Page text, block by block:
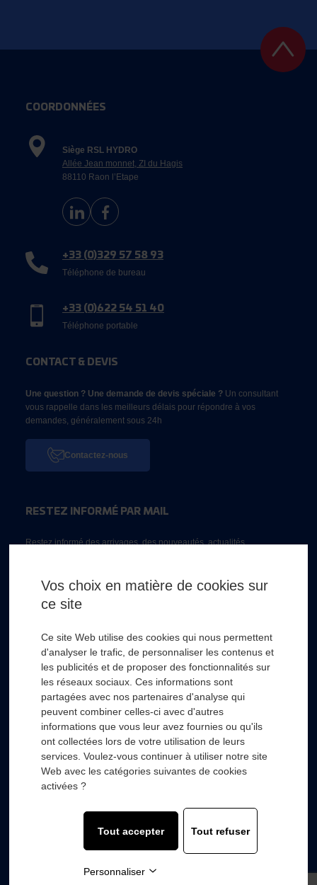
COORDONNÉES
Siège RSL HYDRO
Allée Jean monnet, ZI du Hagis
88110 Raon l’Etape
+33 (0)329 57 58 93
Téléphone de bureau
+33 (0)622 54 51 40
Téléphone portable
CONTACT & DEVIS
Une question ? Une demande de devis spéciale ? Un consultant
vous rappelle dans les meilleurs délais pour répondre à vos
demandes, généralement sous 24h
Contactez-nous
RESTEZ INFORMÉ PAR MAIL
Restez informé des arrivages, des nouveautés, actualités...
RSL HYDRO +
FOURNISSEURS +
SECTEURS D’ACTIVITÉS
© 2022 with❤byWooz’up agence de communication.
Vos choix en matière de cookies sur
ce site
Ce site Web utilise des cookies qui nous permettent
d'analyser le trafic, de personnaliser les contenus et
les publicités et de proposer des fonctionnalités sur
les réseaux sociaux. Ces informations sont
partagées avec nos partenaires d'analyse qui
peuvent combiner celles-ci avec d'autres
informations que vous leur avez fournies ou qu'ils
ont collectées lors de votre utilisation de leurs
services. Voulez-vous continuer à utiliser notre site
Web avec les catégories suivantes de cookies
activées ?
Tout accepter Tout refuser
Personnaliser